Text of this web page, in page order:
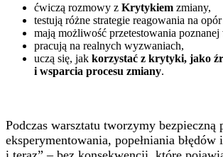
ćwiczą rozmowy z Krytykiem zmiany,
testują różne strategie reagowania na
mają możliwość przetestowania
pracują na realnych wyzwaniach,
uczą się, jak korzystać z krytyki, jako
i wsparcia procesu zmiany.
Podczas warsztatu tworzymy bezpieczną
eksperymentowania, popełniania błędów